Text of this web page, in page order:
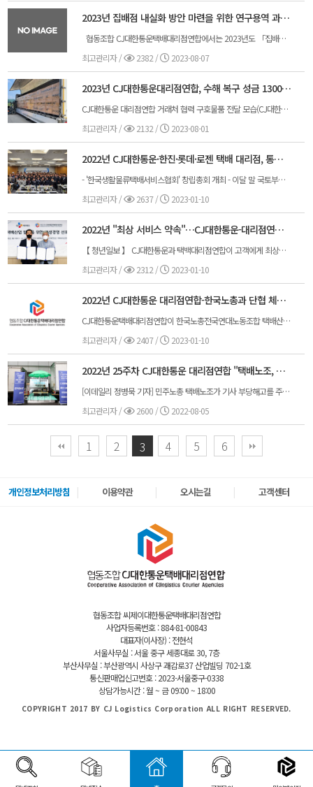
2023년 집배점 내실화 방안 마련을 위한 연구용역 과제 공고
협동조합 CJ대한통운택배대리점연합에서는 2023년도 「집배점 내실화 방안 마련을 위한 연구」와 관련하여 연구용역 과제를 공모하여 추진하고자 하오니 관심 있는 분들의 많은 참여를 부탁드립니다. 2023년 08월 07일 1.연구 개요 □ 연구명: 집배점 내실화 방안 마련을 위한 연구 □ 연구비: 1.5억 이내 ※연구비는 간접비 및 부가가치세를 포함한 총 금액임 □ 연구기간: 3개월 이내 □ 추진방식: 공모 2.제출 방식 □ 제출 서류: 연구용역 제안서, 견적서 □ 제출방법: 이메일 접수 ㆍE-mail 제출처: cjkxdm1255@naver.com 3.기타사항 □ 연구기간 및 연구비는 평가결과 및 담당부서와의 협의에 따라 조정될 수 있음 □ 문의처: (협)CJ대한통운택배대리점연합 (02-779-9991) <별첨> 1.연구용역 제안요청서 1부
최고관리자/ 2382 / 2023-08-07
2023년 CJ대한통운대리점연합, 수해 복구 성금 1300만원 구호협회 기탁
CJ대한통운 대리점연합 거래처 협력 구호물품 전달 모습(CJ대한통운 대리점연합 제공) CJ대한통운 택배대리점연합은 수해 복구를 위한 성금 1300만원을 희망브리지 전국재해구호협회에 기탁했다고 31일 밝혔다.행정안전부 중앙재난안전대책본부에 따르면 이달 27일 오전 6시 기준 잠정 집계 시설피해는 1만3000건을 넘어섰다. CJ대한통운택배대리점연합은 주택침수·산사태 등 피해를 입은 주민들을 위로하고 구호활동을 지원하기 위해 이번 성금을 기부했다고 전했다.기부금은 전국재해구호협회를 통해 구호물품 전달·이재민 주거지원·수해복구 등에 사용될 예정이다.CJ대한통운택배대리점연합 관계자는 "소속 택배대리점들은 특별재난지역 인근 택배대리점을 찾아 생필품·안전물품 등 수재민 대상 구호물품을 전달했다"며 "택배대리점들이 별도로 거래처와 협력해 구호물품을 전달하는 등 구호의 손길에 적극적으로 동참했다"고 말했다.김종철 CJ대한통운택배대리점연합 회장은 "집중호우로 인해 삶의 터전을 잃은 이재민분들과 심려가 크실 주민분들에게 조금이나마 위로의 마음을 전하고자 기부를 결정했다"며 "선한 영향력을 행사해주신 택배대리점 가족과 봉사자분들께 감사의 마음을 전한다"고 했다.
최고관리자/ 2132 / 2023-08-01
2022년 CJ대한통운·한진·롯데·로젠 택배 대리점, 통합 협회 창립
- '한국생활물류택배서비스협회' 창립총회 개최 - 이달 말 국토부에 사단법인 설립 공식 신청 [SRT(에스알 타임스) 박은영 기자] CJ대한통운 택배대리점연합과 전국한진택배대리점협회, 로젠택배전국지점장협의회 등 택배대리점 3개 단체 및 택배사업 종사자들로 구성된 ‘한국생활물류택배서비스협회’가 창립총회를 개최했다고 14일 밝혔다. 롯데택배 전국대리점협회도 오는 11월 말 개최되는 롯데택배 대의원대회(이사회통칭) 결의 후 사단법인에 합류 예정이다. 협회는 전날 서울스퀘어에서 정회원 150여명이 참석한 가운데 창립총회를 열고 사단법인 추진경과 보고, 설립허가에 따른 정관과 설립취지서 채택 등을 승인처리했다. 이번 창립 총회에는 남재현 CJ대한통운 상무, 권경렬 한진 상무, 노일환 로젠 본부장이 참석했다. 롯데택배전국대리점협회에선 강원 부회장이 참석했다. 이번 창립총회에서는 정관에 따라 회장과 상임이사, 감사 3인 선거 및 9명의 이사진 선출 등이 이뤄졌다. 협회는 이달 중 국토교통부에 사단법인 설립을 공식 신청할 예정이다. 법인 설립허가는 통상 신청 후 20일 내 승인될 것으로 전망되고 있다. 협회 관계자는 “최근 인공지능(AI)·빅데이터·드론 등의 기술을 이용한 4차 산업혁명 기술의 발전으로 유통과 물류가 융합되면서 물류산업은 성장과 변화의 기로에 직면해 있다”며 “사단법인 설립을 계기로 생활물류택배서비스 사업 통계 및 조사연구사업, 생활물류택배서비스 사업자의 경영자와 종사자의 교육 훈련사업, 생활물류택배서비스사업자를 위한 정보제공과 택배서비스 프로그램지원 및 홍보사업 등 다양한 활동을 진행할 계획”이라고 말했다. 이번 창립총회에서 초대 협회장으로 선출된 김종철 회장은 “우리 협회가 본격 출범시 택배사업자들의 상호연대를 통해 전문적 물류서비스 활동의 내실화를 위해 생활물류택배서비스산업 선진화 실현에 보탬이 될 것으로 믿는다”며 “택배사업종사자들과 함께하는 단체가 되도록 노력하겠다”고 했다.
최고관리자/ 2637 / 2023-01-10
2022년 "최상 서비스 약속"…CJ대한통운-대리점연합, '상생경영' 선포
【 청년일보 】 CJ대한통운과 택백대리점연합이 고객에게 최상의 택배 서비스를 제공하기 위해 힘을 합치기로 했다. 이번 상생경영 선포로 택배현장 갈등을 해소하고 배송 안전성 강화 등 고객 서비스 품질 향상의 초석을 다질 수 있을 것으로 기대된다. CJ대한통운은 지난 10일 CJ대한통운 택배대리점연합과 본사 6층 대회의실에서 건강한 택배산업 발전 및 택배 서비스 고도화를 위한 '상생경영 선포식'을 가졌다고 11일 밝혔다. 이날 행사에는 CJ대한통운 택배∙이커머스 부문 신영수 대표 및 CJ대한통운 택배대리점연합 김종철 회장 등 양측 주요 인사가 함께 참석했다. 양측은 국민생활 편의증진을 위해 서비스품질을 개선하고 택배산업의 지속적인 발전을 위해 상호협력하기로 했다. 공동선언문에는 ▲고객의 권리 보호 ▲업무관행 개선 ▲투명한 경영활동 ▲건강한 조직문화 ▲건전한 택배생태계 조성 등의 내용이 담겼다. 특히 양측은 고객의 소중한 상품을 보호하기 위해 만전을 기하고 안전하게 배송될 수 있도록 책임을 다할 것을 다짐했다. 또 자동화 설비·IT 기반 물류 인프라 도입 등 효율적인 업무환경 구축 및 시스템 선진화를 위해 적극적으로 노력하고 택배현장 업무관행 개선을 위해 힘쓰기로 했다. 상호 체결된 계약에 따른 권리·의무를 존중하고 합리적이고 투명한 경영활동을 위해서도 최선을 다하기로 했다. 이 밖에도 회사와 대리점 등 서로에 대한 갑질·부당행위를 근절해 택배종사자 간 존중하고 신뢰할 수 있는 건강한 조직문화를 만들고, 차별화된 복지제도 및 상생기금 운영을 확대해 업계 최고 수준의 처우와 복지혜택을 제공하기로 했다. 신영수 CJ대한통운 택배·이커머스 부문 대표는 "택배가 국민들의 일상생활에 없어서는 안 될 생활기간산업으로 자리매김하고 있는 만큼 그에 따른 책임도 막중해지고 있다"며 "택배대리점연합과의 협력을 통해 고객들에게 안정적인 택배 서비스를 제공할 수 있도록 지속적으로 노력할 것"이라고 밝혔다.
최고관리자/ 2312 / 2023-01-10
2022년 CJ대한통운 대리점연합-한국노총과 단협 체결..."국민들의 불신·우려 종식시킬 것"
CJ대한통운택배대리점연합이 한국노총전국연대노동조합 택배산업본부와 함께 택배기사 '표준단체협약 조인식'을 가졌다고 9일 밝혔다.대리점연합은 “양 단체는 전년도 상견례를 시작으로 총 12차례의 본교섭을 통해 지난달 7일 단체협약에 대한 잠정합의에 이르러 오늘 택배기사 ‘표준단체협약 조인식’을 갖게 되었다”고 밝혔다.대리점연합은 “오늘 표준협약이 CJ대한통운 대리점에 소속된 택배기사들의 작업표준을 새롭게 규율함으로써 택배기사들의 권익을 보호하고 국민들에게 보다 나은 택배서비스가 제공될 수 있는 초석이 될 것”이라고 설명했다.또한 “그동안 단체교섭을 둘러싸고 사회적 논란이 되어온 택배기사들의 표준단체협약 모델이 마련됨에 따라 택배 노사관계의 건전한 발전을 위한 시금석이 될 것”이라는 기대감을 나타냈다.이번 표준협약에서는 배송상품 인수시간을 1일 3시간 이내로 하고 인도시간을 1일 2시간 이내로 하여 작업시간이 주간 60시간 이내에서 이루어질 수 있도록 해 사회적 합의를 성실히 이행하기 위한 내용들이 포함되어 있다.아울러 노동조합법을 근거로 정당한 조합활동을 보장하고 평화의무를 준수하는 한편 상생위원회 구성을 통한 상생협력의 강화 등 노사가 함께 동반성장하기 위한 다양한 내용들이 들어 있다.김종철 CJ대한통운택배대리점연합 회장은 “이번 단체협약을 통해 대리점연합과 한국노총 택배산업본부가 실질적 노사관계의 파트너이며 중재자로서 갈등과 불신의 원인이 되었던 택배업무의 표준을 정립하고, 정착시켜 CJ대한통운의 택배현장이 신뢰와 상생의 택배문화를 선도하겠다”고 밝혔다.노사는 “이 표준협약을 토대로 나머지 터미널의 대리점에서도 조속한 시일 내에 단체교섭이 타결될 수 있도록 적극 협력함으로써 노사관계의 갈등을 예방하고, 보다 안정적인 택배서비스가 제공될 수 있도록 최선을 다할 것”이라고 선언했다.마지막으로 대리점연합은 이번 협약이 “지난 택배노조의 파업으로 훼손된 국민들의 택배 서비스에 대한 불신과 우려를 종식시킬 수 있는 시작점이 될 것”라고 다짐했다.저작권자 © S-저널 무단전재 및 재배포 금지출처 : S-저널(https://www.s-journal.co.kr)
최고관리자/ 2407 / 2023-01-10
2022년 25주차 CJ대한통운 대리점연합 "택배노조, 명분 없는 단식농성 철회하라"
[이데일리 정병묵 기자] 민주노총 택배노조가 기사 부당해고를 주장하며 또 다시 단식 투쟁에 들어가자 CJ대한통운 대리점주들이 성명을 내고 노조를 강력 비판했다. CJ대한통운(000120) 대리점연합은 3일 택배노조 지도부에게 “진행 중인 단식을 즉각 중단하고, 서비스 차질을 예고해 택배종사자와 국민에게 우려를 끼친 부분에 진심 어린 사과를 요구한다”며 “일부 대리점의 개별행동을 빌미로 합의정신을 위반하고 정당성 없는 파업을 강행해서는 안 된다”라고 경고했다.전국택배노조 조합원들은 2일 서울 중구 CJ대한통운 앞에서 울산 신범서대리점 부당해고를 철회하고 주장했다. 유성욱 택배노조 CJ대한통운 본부장은 이날부터 기존의 계약관계를 유지하기로 한 노사합의 이행을 끝까지 거부하고 있다며 단식 농성에 돌입했다. 대리점연합은 “일부 대리점에서 최근까지 계약해지 또는 갱신거절에 따른 갈등과 분쟁이 종결되지 않아 안타깝다”며 “한편, 택배노조와 이에 대한 문제해결을 위한 협의를 성실히 진행하고 있는 와중에 돌연 단식농성에 돌입한 지도부의 결정에 깊은 유감을 표한다”라고 밝혔다. 이어 대리점연합은 “비록 일부 대리점의 개별행동이 있다 할지라도, 서비스 정상화와 노사관계 안정화를 위한 합의정신이 우선시 되어야 하며, 이를 위반하고 쟁의행위를 강행할 명분은 없다”며 “택배노조의 과격한 투쟁은 어려움에 처해 있는 조합원들을 돕기는 커녕 문제해결을 더욱 어렵게 할 뿐”이라고 지적했다. 대리점연합은 “만약 4일까지 단식 중단과 투쟁을 선포한 것에 대한 사과가 이뤄지지 않을 경우 그간 문제해결을 위해 진행 중인 노력과 조치는 즉시 중단할 것”이라며 “일부 강성 조합원의 이해관계에 얽혀 전체 조합원의 생존권을 볼모로 투쟁하는 일이 반복되지 않길 바란다”고 덧붙였다.
최고관리자/ 2600 / 2022-08-05
1 2 3 4 5 6
개인정보처리방침 이용약관 오시는길 고객센터
협동조합 씨제이대한통운택배대리점연합
사업자등록번호 : 884-81-00843
대표자(이사장) : 전현석
서울사무실 : 서울 중구 세종대로 30, 7층
부산사무실 : 부산광역시 사상구 괘감로37 산업빌딩 702-1호
통신판매업신고번호 : 2023-서울중구-0338
상담가능시간 : 월 ~ 금 09:00 ~ 18:00
COPYRIGHT 2017 BY CJ Logistics Corporation ALL RIGHT RESERVED.